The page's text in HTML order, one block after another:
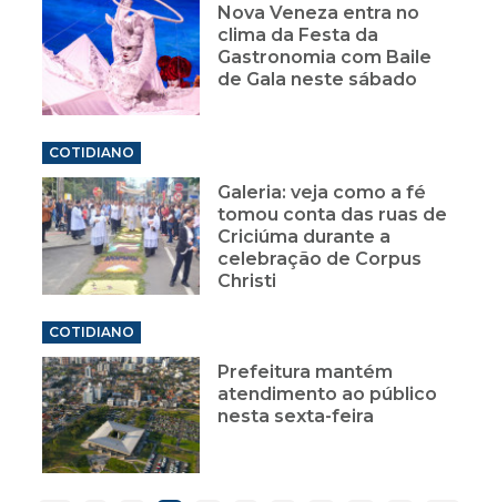
Nova Veneza entra no
clima da Festa da
Gastronomia com Baile
de Gala neste sábado
COTIDIANO
Galeria: veja como a fé
tomou conta das ruas de
Criciúma durante a
celebração de Corpus
Christi
COTIDIANO
Prefeitura mantém
atendimento ao público
nesta sexta-feira